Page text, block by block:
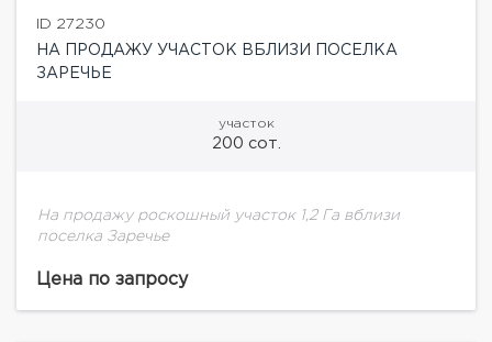
ID 27230
НА ПРОДАЖУ УЧАСТОК ВБЛИЗИ ПОСЕЛКА
ЗАРЕЧЬЕ
участок
200 сот.
На продажу роскошный участок 1,2 Га вблизи
поселка Заречье
Цена по запросу